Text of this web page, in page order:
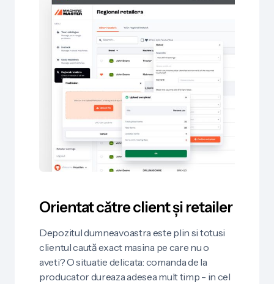
Orientat către client și retailer
Depozitul dumneavoastra este plin si totusi
clientul caută exact masina pe care nu o
aveti? O situatie delicata: comanda de la
producator dureaza adesea mult timp - in cel